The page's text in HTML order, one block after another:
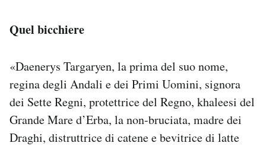
Quel bicchiere
«Daenerys Targaryen, la prima del suo nome,
regina degli Andali e dei Primi Uomini, signora
dei Sette Regni, protettrice del Regno, khaleesi del
Grande Mare d’Erba, la non-bruciata, madre dei
Draghi, distruttrice di catene e bevitrice di latte